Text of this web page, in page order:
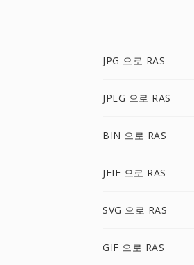
JPG 으로 RAS
JPEG 으로 RAS
BIN 으로 RAS
JFIF 으로 RAS
SVG 으로 RAS
GIF 으로 RAS